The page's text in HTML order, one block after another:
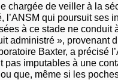
chargée de veiller à la
l’ANSM qui poursuit ses
à ce stade ne conduit
administré », provenant
Baxter, a précisé
pas imputables à une
que, même si les